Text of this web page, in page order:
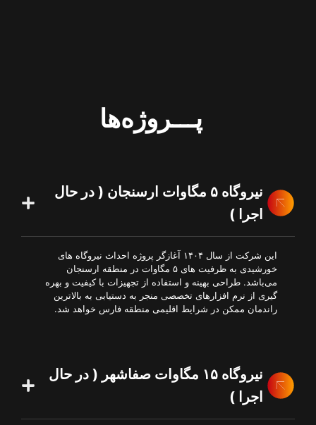
پـــروژه‌ها
نیروگاه ۵ مگاوات ارسنجان ( در حال
اجرا )
این شرکت از سال ۱۴۰۴ آغازگر پروژه احداث نیروگاه های
خورشیدی به ظرفیت های ۵ مگاوات در منطقه ارسنجان
می‌باشد. طراحی بهینه و استفاده از تجهیزات با کیفیت و بهره
گیری از نرم افزارهای تخصصی منجر به دستیابی به بالاترین
راندمان ممکن در شرایط اقلیمی منطقه فارس خواهد شد.
نیروگاه ۱۵ مگاوات صفاشهر ( در حال
اجرا )